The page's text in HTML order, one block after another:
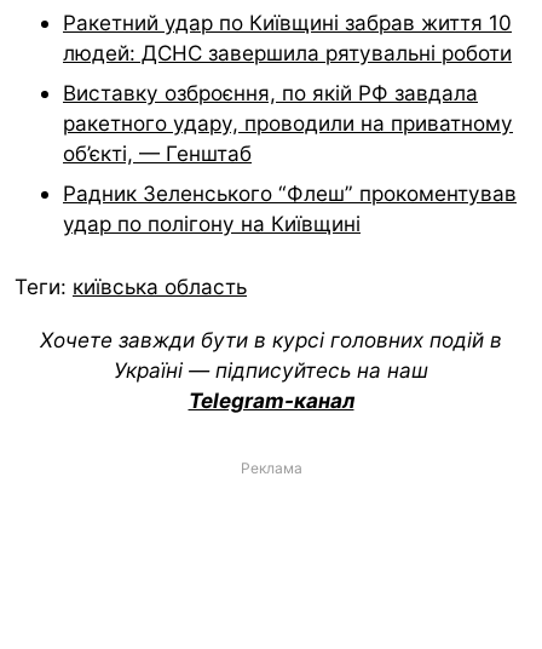
Ракетний удар по Київщині забрав життя 10
людей: ДСНС завершила рятувальні роботи
Виставку озброєння, по якій РФ завдала
ракетного удару, проводили на приватному
об’єкті, — Генштаб
Радник Зеленського “Флеш” прокоментував
удар по полігону на Київщині
Теги: київська область
Хочете завжди бути в курсі головних подій в
Україні — підписуйтесь на наш
Telegram-канал
Реклама